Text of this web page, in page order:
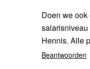
Doen we
Hennis. Alle
Beantwoorden